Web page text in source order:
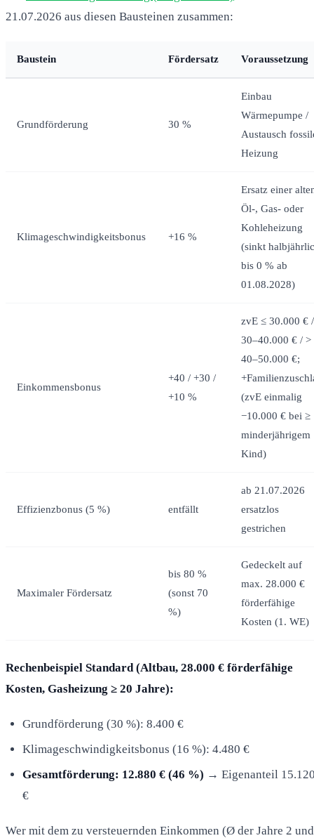
21.07.2026 aus diesen Bausteinen zusammen:
Baustein Fördersatz Voraussetzung
Grundförderung 30 %
Einbau
Wärmepumpe /
Austausch
Heizung
Klimageschwindigkeitsbonus +16 %
Ersatz einer
Öl-, Gas- oder
Kohleheizung
(sinkt
bis 0 % ab
01.08.2028)
Einkommensbonus
+40 / +30 /
+10 %
zvE ≤ 30.000 €
30–40.000 € / >
40–50.000 €;
(zvE einmalig
−10.000 € bei ≥
minderjährigem
Kind)
Effizienzbonus (5 %) entfällt
ab 21.07.2026
ersatzlos
gestrichen
Maximaler Fördersatz
bis 80 %
(sonst 70
%)
Gedeckelt auf
max. 28.000 €
förderfähige
Kosten (1. WE)
Rechenbeispiel Standard (Altbau, 28.000 € förderfähige
Kosten, Gasheizung ≥ 20 Jahre):
Grundförderung (30 %): 8.400 €
Klimageschwindigkeitsbonus (16 %): 4.480 €
Gesamtförderung: 12.880 € (46 %) → Eigenanteil
€
Wer mit dem zu versteuernden Einkommen (Ø der Jahre 2 und